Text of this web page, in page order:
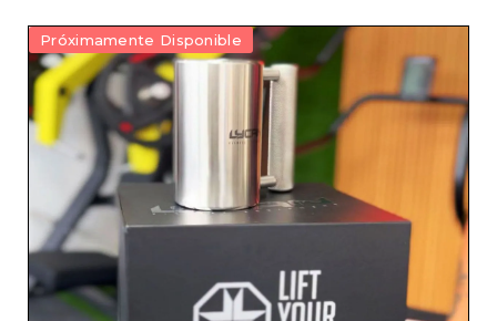
Próximamente Disponible